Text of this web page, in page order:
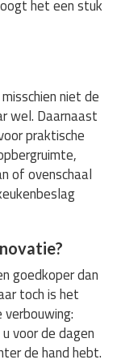
het een stuk
niet de
wel. Daarnaast
praktische
of ovenschaal
goedkoper dan
toch is het
voor de dagen
de hand hebt.